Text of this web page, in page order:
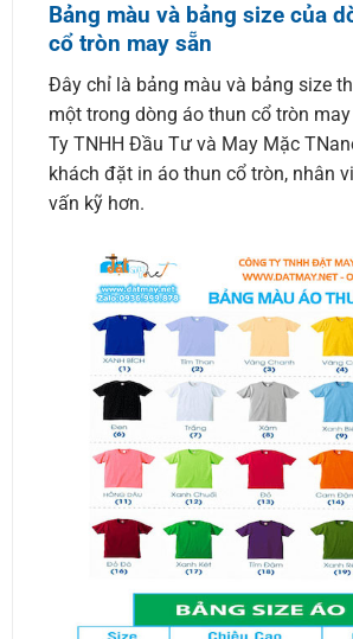
Bảng màu và bảng size của
cổ tròn may sẵn
Đây chỉ là bảng màu và bảng size
một trong dòng áo thun cổ tròn
Ty TNHH Đầu Tư và May Mặc
khách đặt in áo thun cổ tròn, nhân
vấn kỹ hơn.